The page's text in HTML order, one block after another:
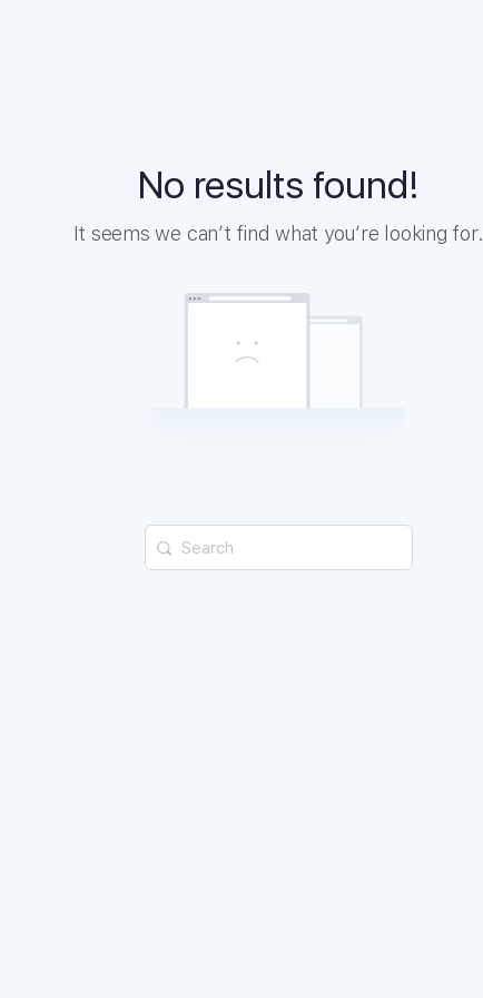
No results found!
It seems we can’t find what you’re looking for.